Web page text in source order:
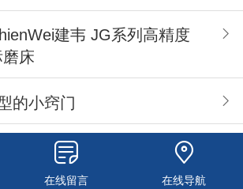
建韦 JG系列高精度
床
的小窍门
力出现新标志
在线留言 在线导航